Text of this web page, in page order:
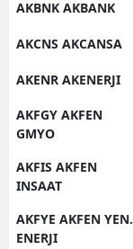
AKBNK AKBANK
AKCNS AKCANSA
AKENR AKENERJI
AKFGY AKFEN
GMYO
AKFIS AKFEN
INSAAT
AKFYE AKFEN YEN.
ENERJI